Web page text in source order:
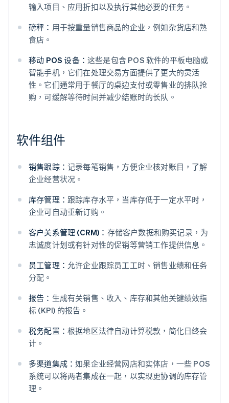
输入项目、应用折扣以及执行其他必要的任务。
磅秤： 用于按重量销售商品的企业，例如杂货店和熟
食店。
移动 POS 设备： 这些是包含 POS 软件的平板电脑或
智能手机，它们在处理交易方面提供了更大的灵活
性。它们通常用于餐厅的桌边支付或零售业的排队抢
购，可缓解等待时间并减少结账时的长队。
软件组件
销售跟踪： 记录每笔销售，方便企业核对账目，了解
企业经营状况。
库存管理： 跟踪库存水平，当库存低于一定水平时，
企业可自动重新订购。
客户关系管理 (CRM)： 存储客户数据和购买记录，为
忠诚度计划或有针对性的促销等营销工作提供信息。
员工管理： 允许企业跟踪员工工时、销售业绩和任务
分配。
报告： 生成有关销售、收入、库存和其他关键绩效指
标 (KPI) 的报告。
税务配置： 根据地区法律自动计算税款，简化日终会
计。
多渠道集成：如果企业经营网店和实体店，一些 POS
系统可以将两者集成在一起，以实现更协调的库存管
理。